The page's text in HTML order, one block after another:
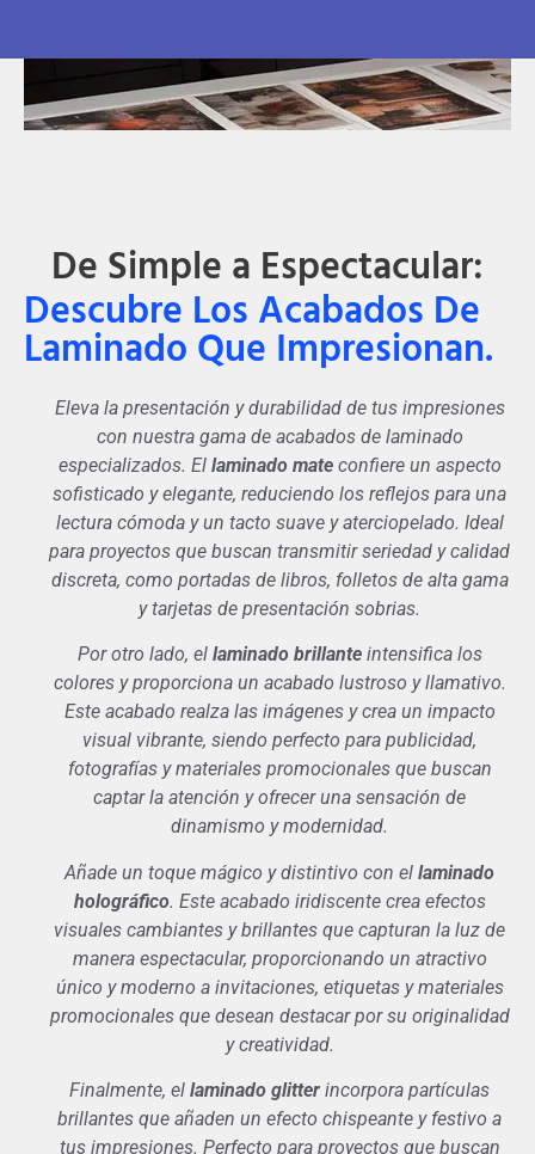
De Simple a Espectacular:
Descubre Los Acabados De
Laminado Que Impresionan.
Eleva la presentación y durabilidad de tus impresiones
con nuestra gama de acabados de laminado
especializados. El laminado mateconfiere un aspecto
sofisticado y elegante, reduciendo los reflejos para una
lectura cómoda y un tacto suave y aterciopelado. Ideal
para proyectos que buscan transmitir seriedad y calidad
discreta, como portadas de libros, folletos de alta gama
y tarjetas de presentación sobrias.
Por otro lado, el laminado brillanteintensifica los
colores y proporciona un acabado lustroso y llamativo.
Este acabado realza las imágenes y crea un impacto
visual vibrante, siendo perfecto para publicidad,
fotografías y materiales promocionales que buscan
captar la atención y ofrecer una sensación de
dinamismo y modernidad.
Añade un toque mágico y distintivo con el laminado
holográfico. Este acabado iridiscente crea efectos
visuales cambiantes y brillantes que capturan la luz de
manera espectacular, proporcionando un atractivo
único y moderno a invitaciones, etiquetas y materiales
promocionales que desean destacar por su originalidad
y creatividad.
Finalmente, el laminado glitter incorpora partículas
brillantes que añaden un efecto chispeante y festivo a
tus impresiones. Perfecto para proyectos que buscan